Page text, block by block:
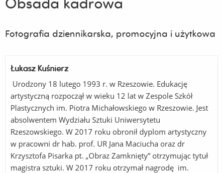
Fotografia dziennikarska, promocyjna i użytkowa
Łukasz Kuśnierz
Urodzony 18 lutego 1993 r. w Rzeszowie. Edukację
artystyczną rozpoczął w wieku 12 lat w Zespole Szkół
Plastycznych im. Piotra Michałowskiego w Rzeszowie. Jest
absolwentem Wydziału Sztuki Uniwersytetu
Rzeszowskiego. W 2017 roku obronił dyplom artystyczny
w pracowni dr hab. prof. UR Jana Maciucha oraz dr
Krzysztofa Pisarka pt. „Obraz Zamknięty” otrzymując tytuł
magistra sztuki. W 2017 roku otrzymał nagrodę im.